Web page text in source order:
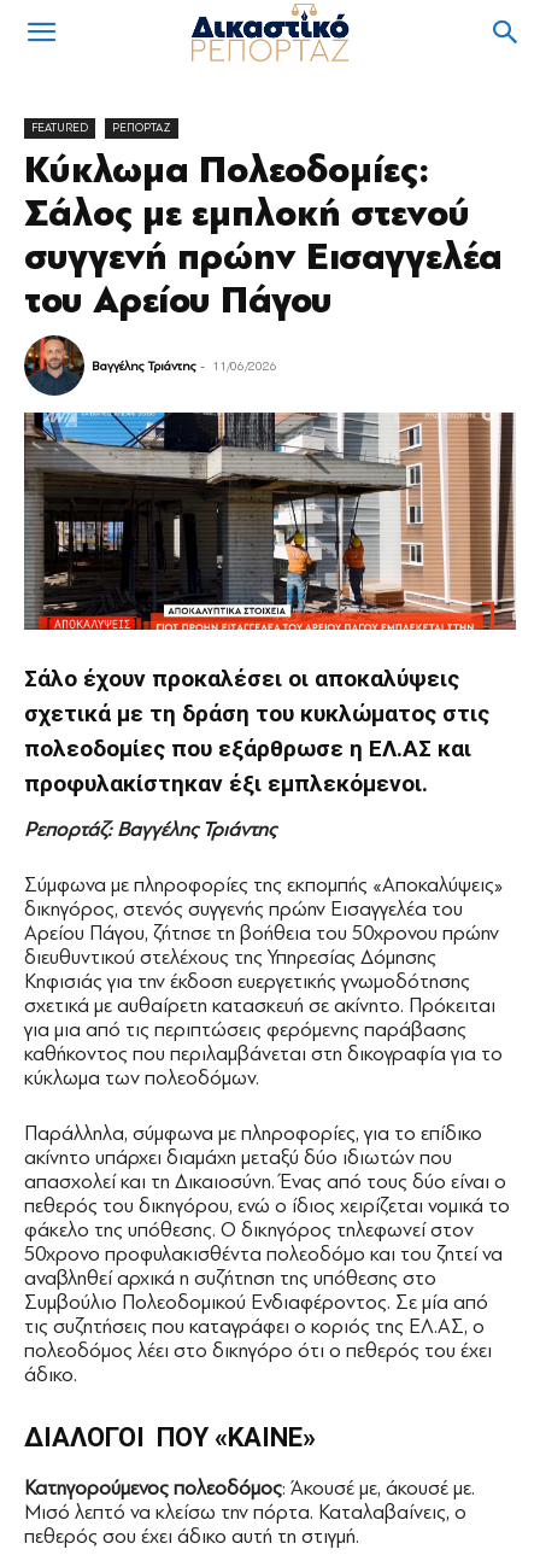
FEATURED ΡΕΠΟΡΤΑΖ
Κύκλωμα Πολεοδομίες:
Σάλος με εμπλοκή στενού
συγγενή πρώην Εισαγγελέα
του Αρείου Πάγου
Βαγγέλης Τριάντης - 11/06/2026
Σάλο έχουν προκαλέσει οι αποκαλύψεις
σχετικά με τη δράση του κυκλώματος στις
πολεοδομίες που εξάρθρωσε η ΕΛ.ΑΣ και
προφυλακίστηκαν έξι εμπλεκόμενοι.
Ρεπορτάζ: Βαγγέλης Τριάντης
Σύμφωνα με πληροφορίες της εκπομπής «Αποκαλύψεις»
δικηγόρος, στενός συγγενής πρώην Εισαγγελέα του
Αρείου Πάγου, ζήτησε τη βοήθεια του 50χρονου πρώην
διευθυντικού στελέχους της Υπηρεσίας Δόμησης
Κηφισιάς για την έκδοση ευεργετικής γνωμοδότησης
σχετικά με αυθαίρετη κατασκευή σε ακίνητο. Πρόκειται
για μια από τις περιπτώσεις φερόμενης παράβασης
καθήκοντος που περιλαμβάνεται στη δικογραφία για το
κύκλωμα των πολεοδόμων.
Παράλληλα, σύμφωνα με πληροφορίες, για το επίδικο
ακίνητο υπάρχει διαμάχη μεταξύ δύο ιδιωτών που
απασχολεί και τη Δικαιοσύνη. Ένας από τους δύο είναι ο
πεθερός του δικηγόρου, ενώ ο ίδιος χειρίζεται νομικά το
φάκελο της υπόθεσης. Ο δικηγόρος τηλεφωνεί στον
50χρονο προφυλακισθέντα πολεοδόμο και του ζητεί να
αναβληθεί αρχικά η συζήτηση της υπόθεσης στο
Συμβούλιο Πολεοδομικού Ενδιαφέροντος. Σε μία από
τις συζητήσεις που καταγράφει ο κοριός της ΕΛ.ΑΣ, ο
πολεοδόμος λέει στο δικηγόρο ότι ο πεθερός του έχει
άδικο.
ΔΙΑΛΟΓΟΙ ΠΟΥ «ΚΑΙΝΕ»
Κατηγορούμενος πολεοδόμος: Άκουσέ με, άκουσέ με.
Μισό λεπτό να κλείσω την πόρτα. Καταλαβαίνεις, ο
πεθερός σου έχει άδικο αυτή τη στιγμή.